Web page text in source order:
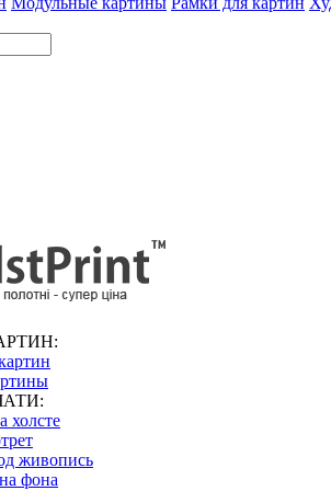
холсте
живопись
фона